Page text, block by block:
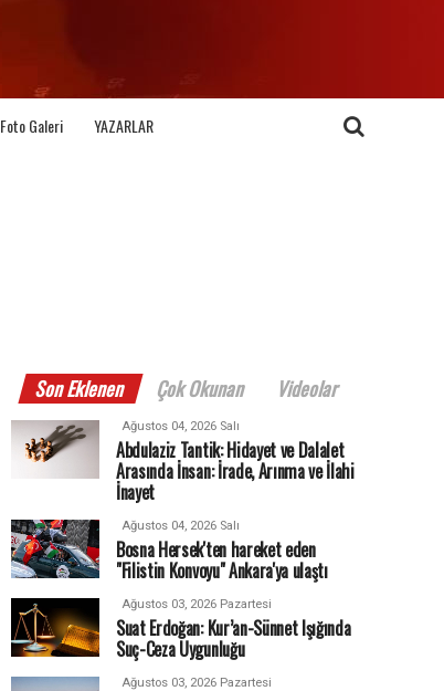
Foto Galeri YAZARLAR
Son Eklenen Çok Okunan Videolar
Ağustos 04, 2026 Salı
Abdulaziz Tantik: Hidayet ve Dalalet
Arasında İnsan: İrade, Arınma ve İlahi
İnayet
Ağustos 04, 2026 Salı
Bosna Hersek'ten hareket eden
"Filistin Konvoyu" Ankara'ya ulaştı
Ağustos 03, 2026 Pazartesi
Suat Erdoğan: Kur’an-Sünnet Işığında
Suç-Ceza Uygunluğu
Ağustos 03, 2026 Pazartesi